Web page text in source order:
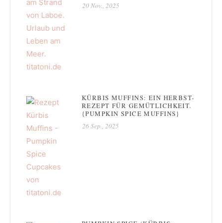
20 Nov., 2025
KÜRBIS MUFFINS: EIN HERBST-
REZEPT FÜR GEMÜTLICHKEIT.
{PUMPKIN SPICE MUFFINS}
26 Sep., 2025